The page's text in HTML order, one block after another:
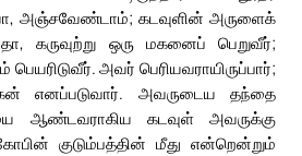
அஞ்சவேண்டாம்; கடவுளின் அருளைக்
கருவுற்று ஒரு மகனைப் பெறுவீர்;
அவர் பெரியவராயிருப்பார்;
எனப்படுவார். அவருடைய தந்தை
ஆண்டவராகிய கடவுள் அவருக்கு
குடும்பத்தின் மீது என்றென்றும்